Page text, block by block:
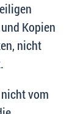
Kopien
nicht
vom